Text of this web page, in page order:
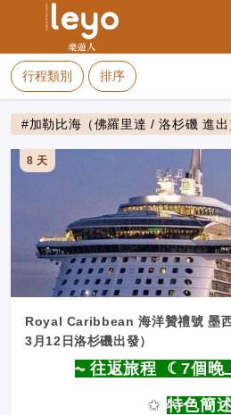
行程類別 排序
#加勒比海（佛羅里達 / 洛杉磯 進出
8 天
Royal Caribbean 海洋贊禮號 墨
3月12日洛杉磯出發）
⏦ 往返旅程 ☾7個晚
✩ 特色簡